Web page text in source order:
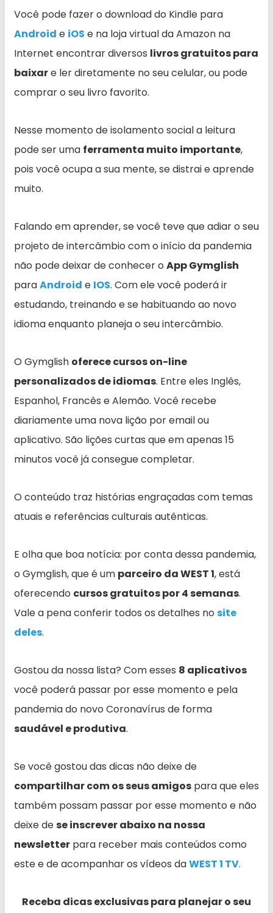
Você pode fazer o download do Kindle para
Android e iOS e na loja virtual da Amazon na
Internet encontrar diversos livros gratuitos para
baixare ler diretamente no seu celular, ou pode
comprar o seu livro favorito.
Nesse momento de isolamento social a leitura
pode ser uma ferramenta muito importante,
pois você ocupa a sua mente, se distrai e aprende
muito.
Falando em aprender, se você teve que adiar o seu
projeto de intercâmbio com o início da pandemia
não pode deixar de conhecer o App Gymglish
paraAndroid e IOS. Com ele você poderá ir
estudando, treinando e se habituando ao novo
idioma enquanto planeja o seu intercâmbio.
O Gymglish oferece cursos on-line
personalizados de idiomas. Entre eles Inglês,
Espanhol, Francês e Alemão. Você recebe
diariamente uma nova lição por email ou
aplicativo. São lições curtas que em apenas 15
minutos você já consegue completar.
O conteúdo traz histórias engraçadas com temas
atuais e referências culturais autênticas.
E olha que boa notícia: por conta dessa pandemia,
o Gymglish, que é um parceiro da WEST 1, está
oferecendo cursos gratuitos por 4 semanas.
Vale a pena conferir todos os detalhes no site
deles.
Gostou da nossa lista? Com esses 8 aplicativos
você poderá passar por esse momento e pela
pandemia do novo Coronavírus de forma
saudável e produtiva.
Se você gostou das dicas não deixe de
compartilhar com os seus amigos para que eles
também possam passar por esse momento e não
deixe dese inscrever abaixo na nossa
newsletter para receber mais conteúdos como
este e de acompanhar os vídeos daWEST 1 TV.
Receba dicas exclusivas para planejar o seu